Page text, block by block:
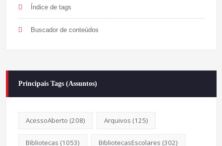
Índice de tags
Buscador de conteúdos
Principais Tags (Assuntos)
AcessoAberto (208) Arquivos (125)
Bibliotecas (1053) BibliotecasEscolares (302)